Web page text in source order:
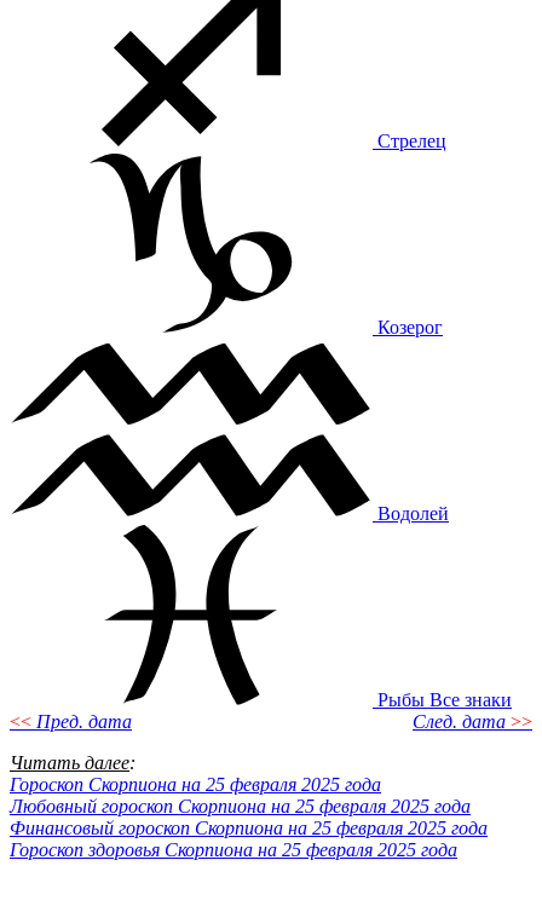
Стрелец
Козерог
Водолей
Рыбы Все знаки
<< Пред. дата След. дата >>
Читать далее:
Гороскоп Скорпиона на 25 февраля 2025 года
Любовный гороскоп Скорпиона на 25 февраля 2025 года
Финансовый гороскоп Скорпиона на 25 февраля 2025 года
Гороскоп здоровья Скорпиона на 25 февраля 2025 года